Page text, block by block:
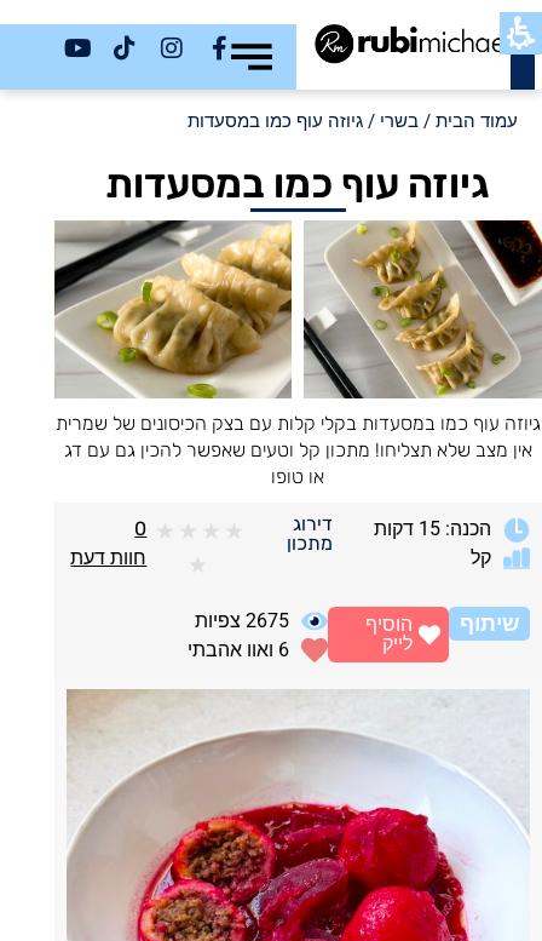
כשר
עמוד הבית / בשרי / גיוזה עוף כמו במסעדות
גיוזה עוף כמו במסעדות
גיוזה עוף כמו במסעדות בקלי קלות עם בצק הכיסונים של שמרית
אין מצב שלא תצליחו! מתכון קל וטעים שאפשר להכין גם עם דג
או טופו
הכנה: 15 דקות
קל
דירוג
מתכון
★
★
★
★
★
0
חוות דעת
שיתוף 2675 צפיות
6 ואוו אהבתי
הוסיף
לייק